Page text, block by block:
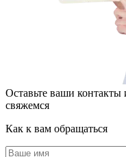
Оставьте ваши контакты
свяжемся
Как к вам обращаться